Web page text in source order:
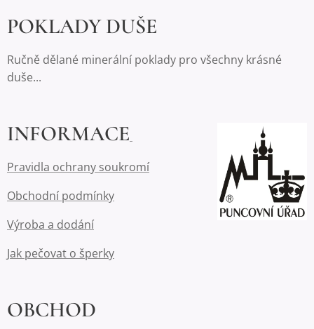
POKLADY DUŠE
Ručně dělané minerální poklady pro všechny krásné
duše...
INFORMACE
Pravidla ochrany soukromí
Obchodní podmínky
Výroba a dodání
Jak pečovat o šperky
OBCHOD